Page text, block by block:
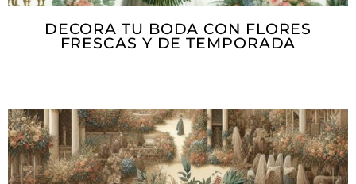
DECORA TU BODA CON FLORES
FRESCAS Y DE TEMPORADA